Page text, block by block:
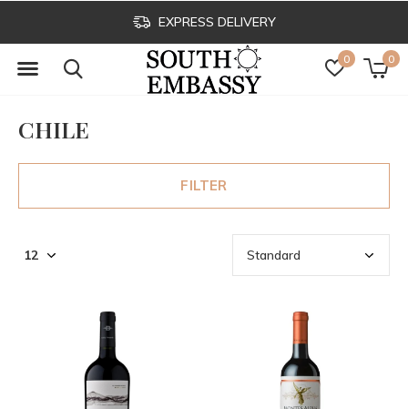
0 0
EXPRESS DELIVERY
CHILE
FILTER